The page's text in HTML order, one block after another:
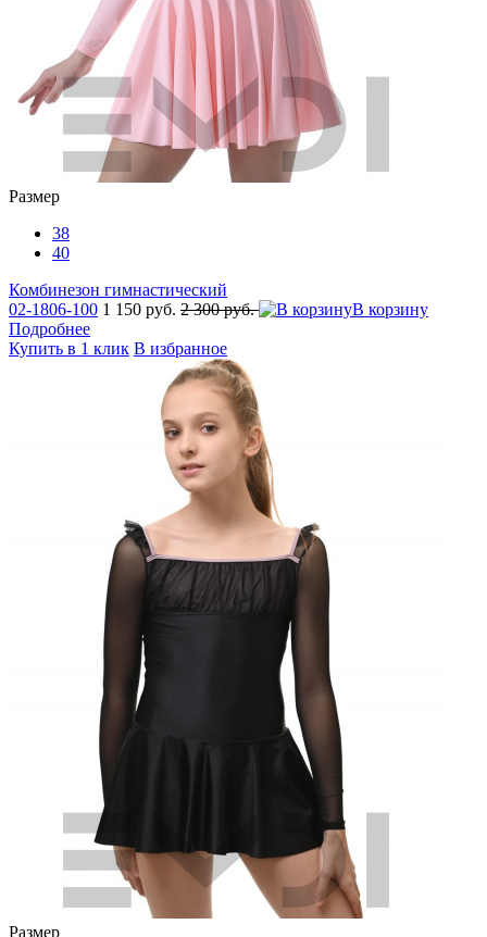
Размер
38
40
Комбинезон гимнастический
02-1806-100 1 150 руб. 2 300 руб.
В корзину
Подробнее
Купить в 1 клик В избранное
Размер